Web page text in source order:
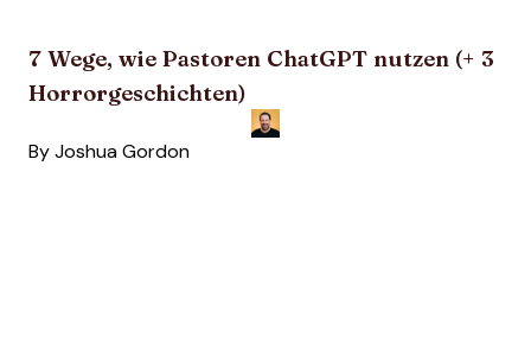
7 Wege, wie Pastoren ChatGPT nutzen (+ 3
Horrorgeschichten)
By Joshua Gordon